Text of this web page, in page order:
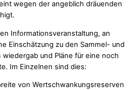
wegen der angeblich dräuenden
Informationsveranstaltung, an
Einschätzung zu den Sammel- und
und Pläne für eine noch
Im Einzelnen sind dies:
von Wertschwankungsreserven